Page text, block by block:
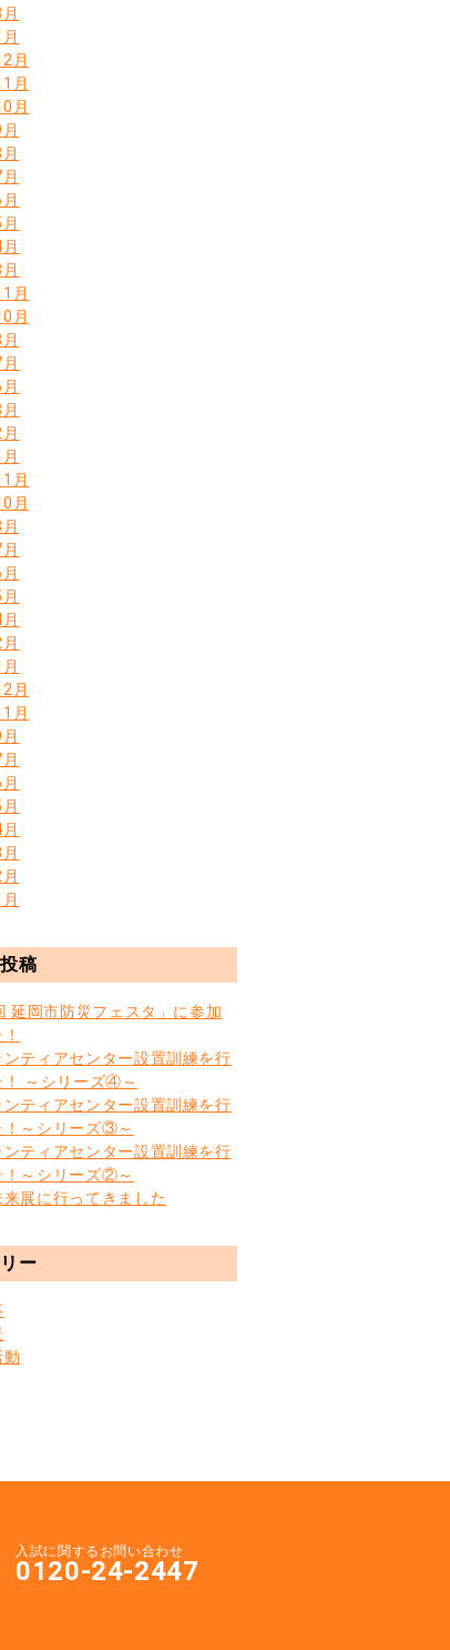
月
月
月
月
月
月
月
月
月
稿
延岡市防災フェスタ」に参加
ンティアセンター設置訓練を行
！ ～シリーズ④～
ンティアセンター設置訓練を行
！～シリーズ③～
ンティアセンター設置訓練を行
！～シリーズ②～
展に行ってきました
ー
動
入試に関するお問い合わせ
0120-24-2447